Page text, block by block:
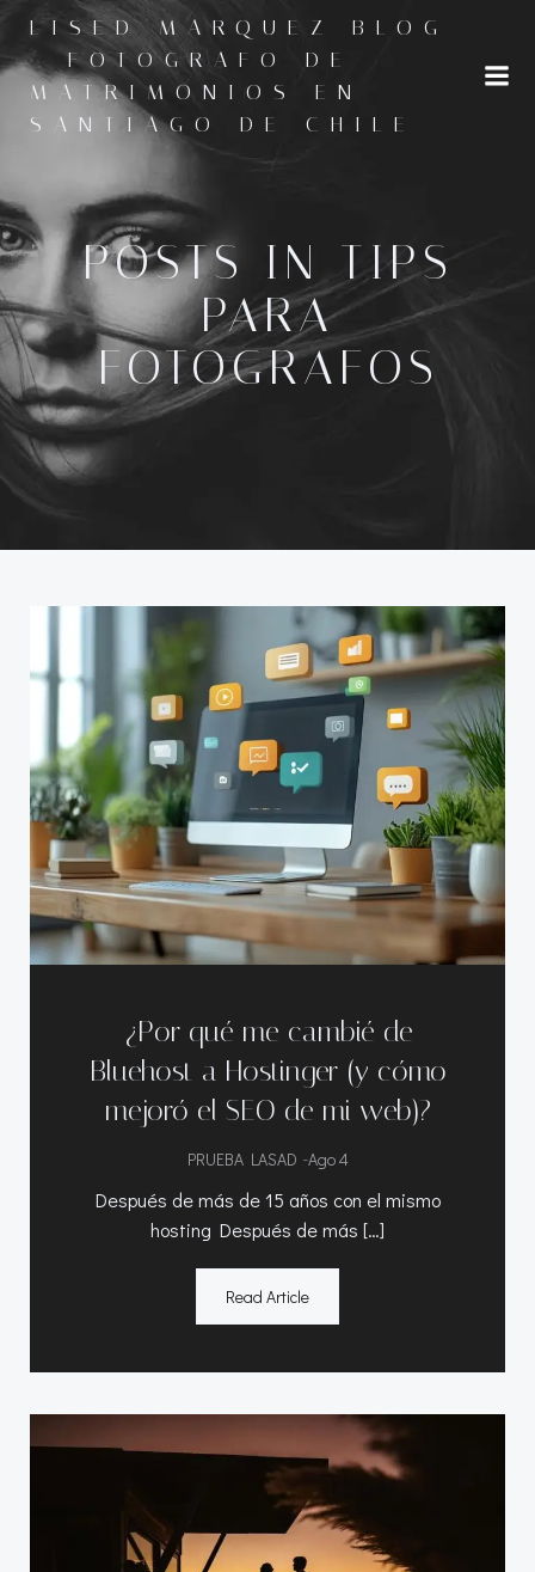
al
contenido
LISED MARQUEZ BLOG
- FOTOGRAFO DE
MATRIMONIOS EN
SANTIAGO DE CHILE
POSTS IN TIPS
PARA
FOTOGRAFOS
¿Por qué me cambié de
Bluehost a Hostinger (y cómo
mejoró el SEO de mi web)?
PRUEBA LASAD -Ago 4
Después de más de 15 años con el mismo
hosting Después de más […]
Read Article